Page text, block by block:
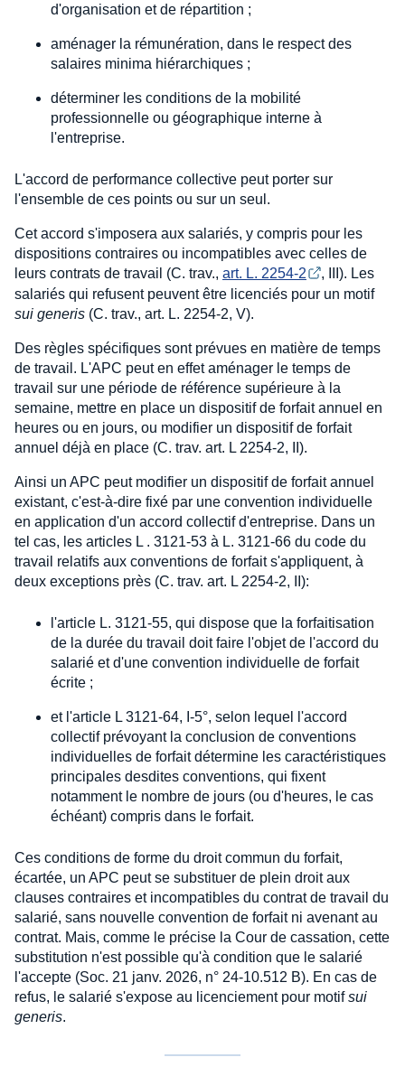
d'organisation et de répartition ;
aménager la rémunération, dans le respect des
salaires minima hiérarchiques ;
déterminer les conditions de la mobilité
professionnelle ou géographique interne à
l'entreprise.
L'accord de performance collective peut porter sur
l'ensemble de ces points ou sur un seul.
Cet accord s'imposera aux salariés, y compris pour les
dispositions contraires ou incompatibles avec celles de
leurs contrats de travail (C. trav., art. L. 2254-2
, III). Les
salariés qui refusent peuvent être licenciés pour un motif
sui generis (C. trav., art. L. 2254-2, V).
Des règles spécifiques sont prévues en matière de temps
de travail. L'APC peut en effet aménager le temps de
travail sur une période de référence supérieure à la
semaine, mettre en place un dispositif de forfait annuel en
heures ou en jours, ou modifier un dispositif de forfait
annuel déjà en place (C. trav. art. L 2254-2, II).
Ainsi un APC peut modifier un dispositif de forfait annuel
existant, c'est-à-dire fixé par une convention individuelle
en application d'un accord collectif d'entreprise. Dans un
tel cas, les articles L . 3121-53 à L. 3121-66 du code du
travail relatifs aux conventions de forfait s'appliquent, à
deux exceptions près (C. trav. art. L 2254-2, II):
l'article L. 3121-55, qui dispose que la forfaitisation
de la durée du travail doit faire l'objet de l'accord du
salarié et d'une convention individuelle de forfait
écrite ;
et l'article L 3121-64, I-5°, selon lequel l'accord
collectif prévoyant la conclusion de conventions
individuelles de forfait détermine les caractéristiques
principales desdites conventions, qui fixent
notamment le nombre de jours (ou d'heures, le cas
échéant) compris dans le forfait.
Ces conditions de forme du droit commun du forfait,
écartée, un APC peut se substituer de plein droit aux
clauses contraires et incompatibles du contrat de travail du
salarié, sans nouvelle convention de forfait ni avenant au
contrat. Mais, comme le précise la Cour de cassation, cette
substitution n'est possible qu'à condition que le salarié
l'accepte (Soc. 21 janv. 2026, n° 24-10.512 B). En cas de
refus, le salarié s'expose au licenciement pour motifsui
generis.